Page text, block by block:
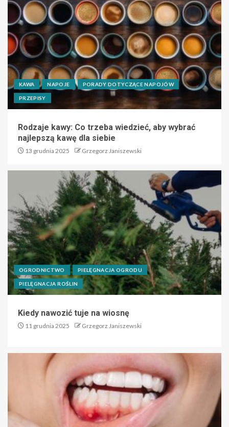
KAWA NAPOJE PORADY DOTYCZĄCE NAPOJÓW
PRZEPISY
Rodzaje kawy: Co trzeba wiedzieć, aby wybrać
najlepszą kawę dla siebie
13 grudnia 2025 Grzegorz Janiszewski
OGRODNICTWO PIELĘGNACJA OGRODU
PIELĘGNACJA ROŚLIN
Kiedy nawozić tuje na wiosnę
11 grudnia 2025 Grzegorz Janiszewski